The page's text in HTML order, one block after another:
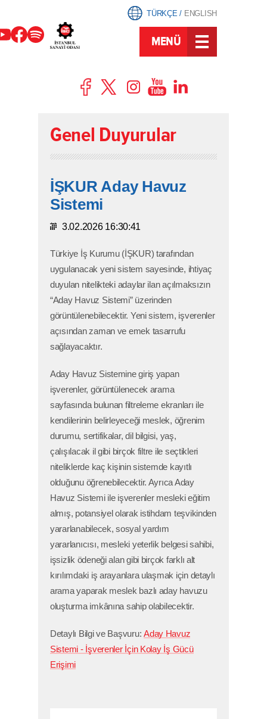
TÜRKÇE/ ENGLISH
MENÜ
Genel Duyurular
İŞKUR Aday Havuz
Sistemi
3.02.2026 16:30:41
Türkiye İş Kurumu (İŞKUR) tarafından
uygulanacak yeni sistem sayesinde, ihtiyaç
duyulan nitelikteki adaylar ilan açılmaksızın
“Aday Havuz Sistemi” üzerinden
görüntülenebilecektir. Yeni sistem, işverenler
açısından zaman ve emek tasarrufu
sağlayacaktır.
Aday Havuz Sistemine giriş yapan
işverenler, görüntülenecek arama
sayfasında bulunan filtreleme ekranları ile
kendilerinin belirleyeceği meslek, öğrenim
durumu, sertifikalar, dil bilgisi, yaş,
çalışılacak il gibi birçok filtre ile seçtikleri
niteliklerde kaç kişinin sistemde kayıtlı
olduğunu öğrenebilecektir. Ayrıca Aday
Havuz Sistemi ile işverenler mesleki eğitim
almış, potansiyel olarak istihdam teşvikinden
yararlanabilecek, sosyal yardım
yararlanıcısı, mesleki yeterlik belgesi sahibi,
işsizlik ödeneği alan gibi birçok farklı alt
kırılımdaki iş arayanlara ulaşmak için detaylı
arama yaparak meslek bazlı aday havuzu
oluşturma imkânına sahip olabilecektir.
Detaylı Bilgi ve Başvuru:Aday Havuz
Sistemi - İşverenler İçin Kolay İş Gücü
Erişimi